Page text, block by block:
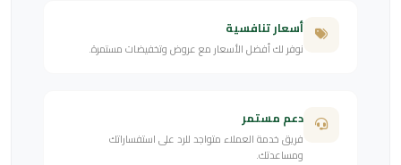
أسعار تنافسية
نوفر لك أفضل الأسعار مع عروض وتخفيضات مستمرة.
دعم مستمر
فريق خدمة العملاء متواجد للرد على استفساراتك
ومساعدتك.